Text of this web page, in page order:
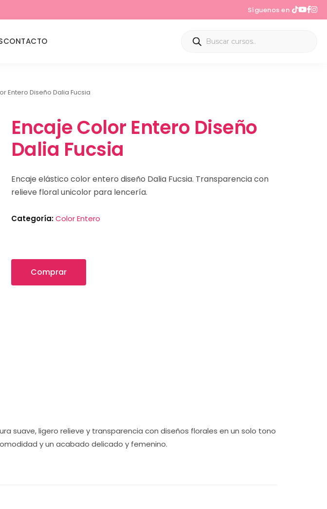
Síguenos en
CONTACTO
Entero Diseño Dalia Fucsia
Encaje Color Entero Diseño
Dalia Fucsia
Encaje elástico color entero diseño Dalia Fucsia. Transparencia con
relieve floral unicolor para lencería.
Categoría:Color Entero
Comprar
suave, ligero relieve y transparencia con diseños florales en un solo tono
y un acabado delicado y femenino.